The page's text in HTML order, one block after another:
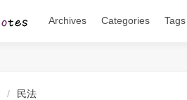
Archives Categories Tags
民法